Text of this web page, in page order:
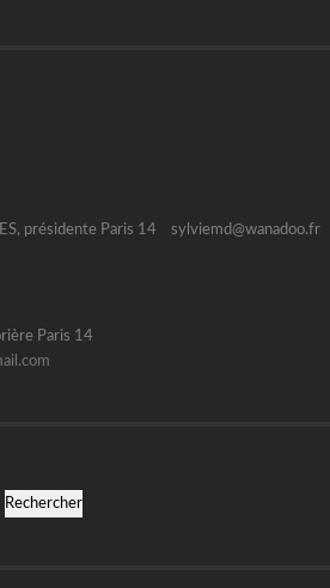
président
présidente Paris 14 sylviemd@wanadoo.fr
trésorière
Paris 14
Rechercher